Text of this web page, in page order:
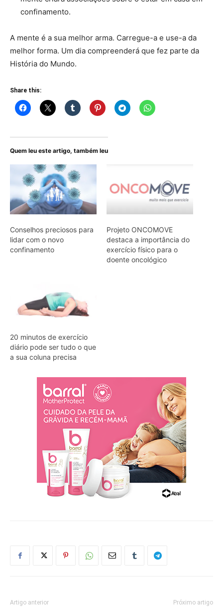
confinamento.
A mente é a sua melhor arma. Carregue-a e use-a da
melhor forma. Um dia compreenderá que fez parte da
História do Mundo.
Share this:
Quem leu este artigo, também leu
Conselhos preciosos para
lidar com o novo
confinamento
Projeto ONCOMOVE
destaca a importância do
exercício físico para o
doente oncológico
20 minutos de exercício
diário pode ser tudo o que
a sua coluna precisa
Artigo anterior Próximo artigo